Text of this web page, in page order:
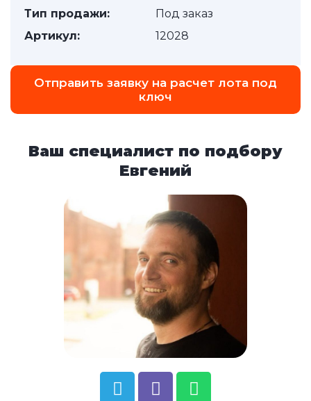
Тип продажи:
Под заказ
Артикул:
12028
Отправить заявку на расчет лота под
ключ
Ваш специалист по подбору
Евгений